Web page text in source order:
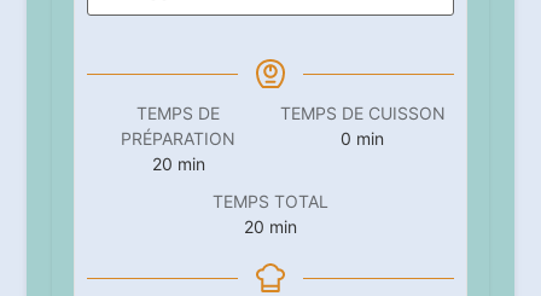
TEMPS DE
PRÉPARATION
20minutes
min
TEMPS DE CUISSON
0 minutes
min
TEMPS TOTAL
20minutes
min